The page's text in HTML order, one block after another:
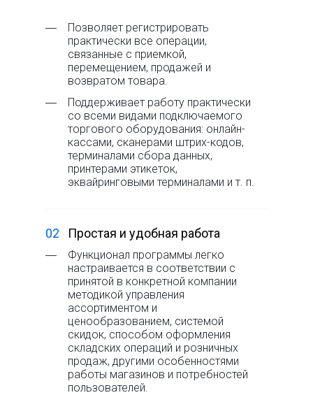
Позволяет регистрировать
практически все операции,
связанные с приемкой,
перемещением, продажей и
возвратом товара.
―
Поддерживает работу практически
со всеми видами подключаемого
торгового оборудования: онлайн-
кассами, сканерами штрих-кодов,
терминалами сбора данных,
принтерами этикеток,
эквайринговыми терминалами и т. п.
―
02 Простая и удобная работа
Функционал программы легко
настраивается в соответствии с
принятой в конкретной компании
методикой управления
ассортиментом и
ценообразованием, системой
скидок, способом оформления
складских операций и розничных
продаж, другими особенностями
работы магазинов и потребностей
пользователей.
―